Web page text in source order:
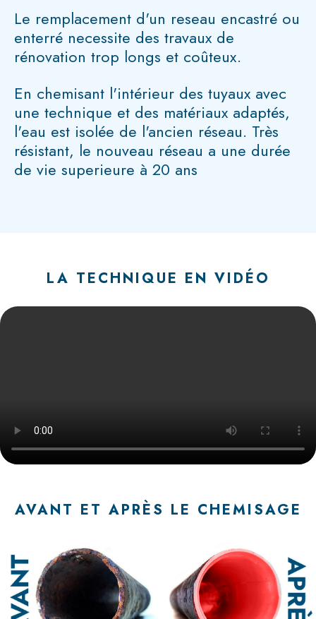
Le remplacement d'un reseau encastré ou
enterré necessite des travaux de
rénovation trop longs et coûteux.
En chemisant l'intérieur des tuyaux avec
une technique et des matériaux adaptés,
l'eau est isolée de l'ancien réseau. Très
résistant, le nouveau réseau a une durée
de vie superieure à 20 ans
LA TECHNIQUE EN VIDÉO
AVANT ET APRÈS LE CHEMISAGE